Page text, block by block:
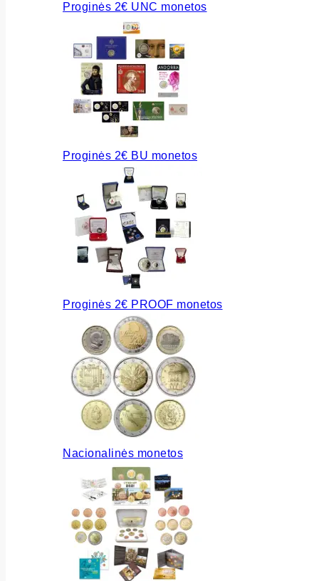
Proginės 2€ UNC monetos
Proginės 2€ BU monetos
Proginės 2€ PROOF monetos
Nacionalinės monetos